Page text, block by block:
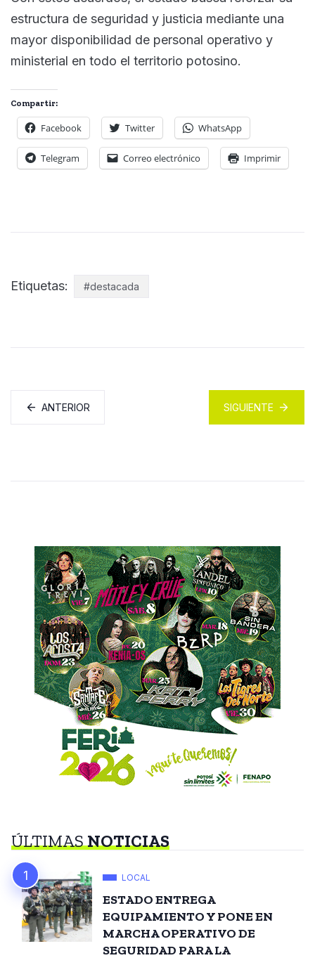
estructura de seguridad y justicia mediante una
mayor disponibilidad de personal operativo y
ministerial en todo el territorio potosino.
Compartir:
Facebook Twitter WhatsApp
Telegram Correo electrónico Imprimir
Etiquetas: #destacada
ANTERIOR SIGUIENTE
ÚLTIMASNOTICIAS
LOCAL
ESTADO ENTREGA
EQUIPAMIENTO Y PONE EN
MARCHA OPERATIVO DE
SEGURIDAD PARA LA